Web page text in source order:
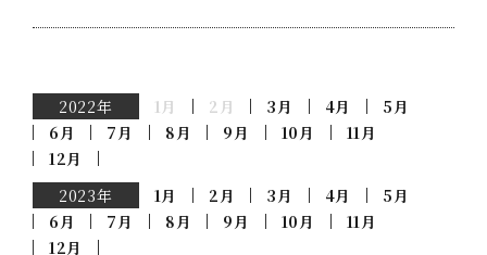
2022年 1月 2月 3月 4月
5月
6月
7月 8月 9月 10月
11月
12月
2023年
1月 2月 3月 4月
5月
6月
7月 8月 9月 10月
11月
12月